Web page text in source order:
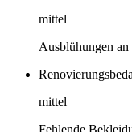
mittel
Ausblühungen
mittel